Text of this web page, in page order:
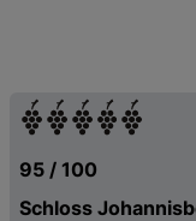
95 / 100
Schloss